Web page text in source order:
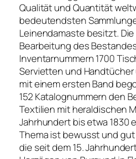
Qualität und Quantität
bedeutendsten
Leinendamaste besitzt.
Bearbeitung des
Inventarnummern 1700
Servietten und
mit einem ersten Band
152 Katalognummern den
Textilien mit heraldischen
Jahrhundert bis etwa 1830
Thema ist bewusst und
die seit dem 15.